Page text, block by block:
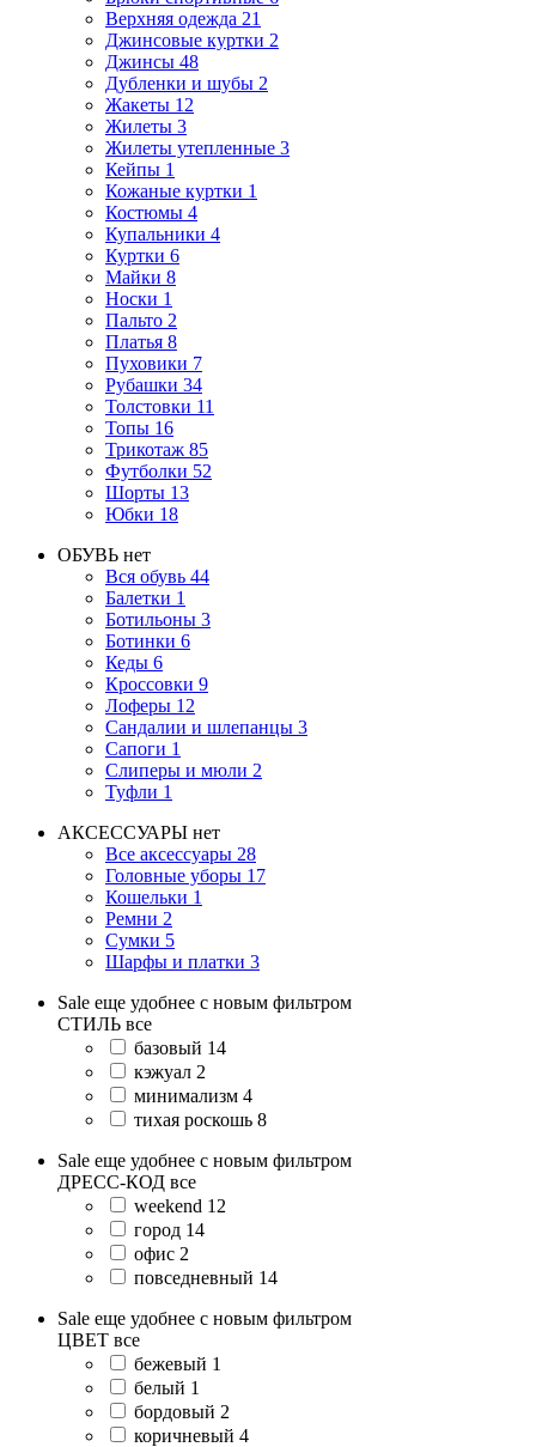
Верхняя одежда 21
Джинсовые куртки 2
Джинсы 48
Дубленки и шубы 2
Жакеты 12
Жилеты 3
Жилеты утепленные 3
Кейпы 1
Кожаные куртки 1
Костюмы 4
Купальники 4
Куртки 6
Майки 8
Носки 1
Пальто 2
Платья 8
Пуховики 7
Рубашки 34
Толстовки 11
Топы 16
Трикотаж 85
Футболки 52
Шорты 13
Юбки 18
ОБУВЬ нет
Вся обувь 44
Балетки 1
Ботильоны 3
Ботинки 6
Кеды 6
Кроссовки 9
Лоферы 12
Сандалии и шлепанцы 3
Сапоги 1
Слиперы и мюли 2
Туфли 1
АКСЕССУАРЫ нет
Все аксессуары 28
Головные уборы 17
Кошельки 1
Ремни 2
Сумки 5
Шарфы и платки 3
Sale еще удобнее с новым фильтром
СТИЛЬ все
базовый 14
кэжуал 2
минимализм 4
тихая роскошь 8
Sale еще удобнее с новым фильтром
ДРЕСС-КОД все
weekend 12
город 14
офис 2
повседневный 14
Sale еще удобнее с новым фильтром
ЦВЕТ все
бежевый 1
белый 1
бордовый 2
коричневый 4